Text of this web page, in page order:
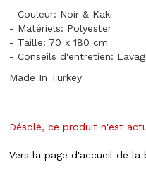
- Couleur: Noir & Kaki
- Matériels: Polyester
- Taille: 70 x 180 cm
- Conseils d'entretien:
Made In Turkey
Désolé, ce produit n'est
Vers la page d'accueil de la